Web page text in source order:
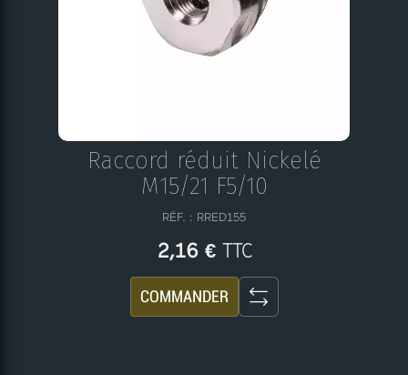
Raccord réduit Nickelé
M15/21 F5/10
RÉF. : RRED155
2,16 € TTC
COMMANDER